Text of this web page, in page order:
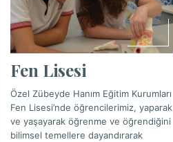
Fen Lisesi
Özel Zübeyde Hanım Eğitim Kurumları
Fen Lisesi’nde öğrencilerimiz, yaparak
ve yaşayarak öğrenme ve öğrendiğini
bilimsel temellere dayandırarak